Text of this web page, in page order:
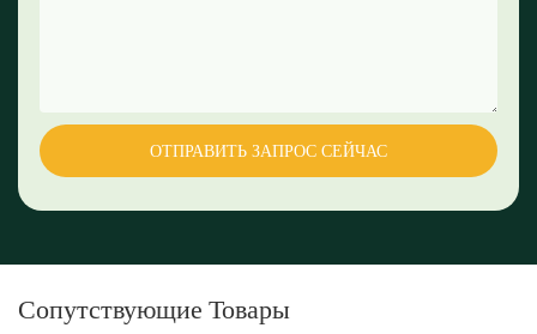
ОТПРАВИТЬ ЗАПРОС СЕЙЧАС
Сопутствующие Товары